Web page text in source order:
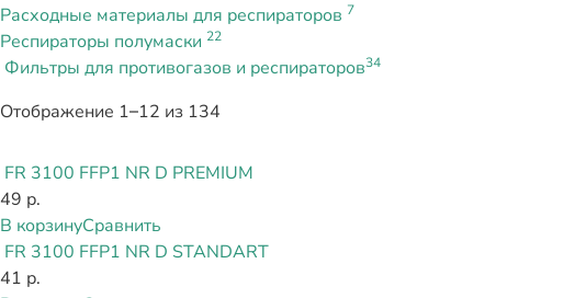
Расходные материалы для респираторов 7
Респираторы полумаски 22
Фильтры для противогазов и респираторов34
Отображение 1–12 из 134
FR 3100 FFP1 NR D PREMIUM
49 р.
В корзинуСравнить
FR 3100 FFP1 NR D STANDART
41 р.